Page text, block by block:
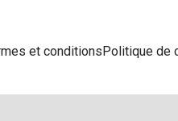
et conditionsPolitique de